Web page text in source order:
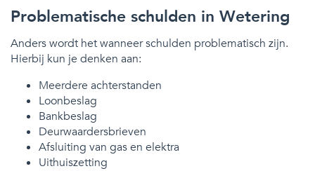
Problematische schulden in Wetering
Anders wordt het wanneer schulden problematisch zijn.
Hierbij kun je denken aan:
Meerdere achterstanden
Loonbeslag
Bankbeslag
Deurwaardersbrieven
Afsluiting van gas en elektra
Uithuiszetting